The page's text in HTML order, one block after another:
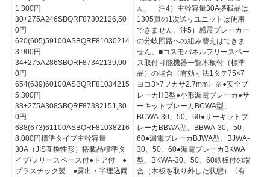
1,300円
30+275A246SBQRF87302126,50
0円
620(605)59100ASBQRF81030214
3,900円
34+275A286SBQRF87342139,00
0円
654(639)60100ASBQRF81034215
5,300円
38+275A308SBQRF87382151,30
0円
688(673)61100ASBQRF81038216
8,000円標準タイプ主幹容量
30A（JIS互換性形）搭載品標準タ
イプ/フリースペース付●ドア付 ●
プラスチック製 ●露出・半埋込両
ん。 注4）主幹容量30A搭載品は
1305頁の1次送りユニットは使用
できません。注5）感震ブレーカー
の分岐回路への組み替えはできま
せん。■コスモパネルフリースペー
ス取付可能機器一覧木板付（標準
品）の場合〈有効寸法1タテ75×7
ヨコ3×7フカサ2.7mm〉※●安全ブ
レーカHB型●小形漏電ブレーカ●サ
ーキットブレーカBCWA型、
BCWA-30、50、60●サーキットブ
レーカBBWA型、BBWA-30、50、
60●漏電ブレーカBJWA型、BJWA-
30、50、60●漏電ブレーカBKWA
型、BKWA-30、50、60鉄板付の場
合（木板を取り外した状態）〈有